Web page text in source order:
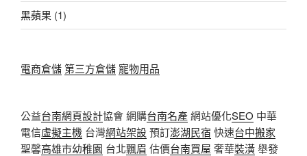
黑蘋果 (1)
電商倉儲第三方倉儲寵物用品
公益台南網頁設計協會 網購台南名產網站優化SEO 中華
電信虛擬主機 台灣網站架設預訂澎湖民宿 快速台中搬家
聖馨高雄市幼稚園 台北飄眉 估價台南買屋 奢華裝潢舉發